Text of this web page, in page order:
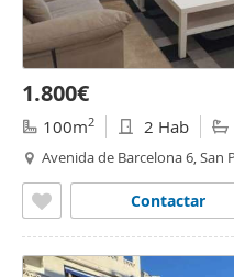
1.800€
100m2 2 Hab
Avenida de Barcelona 6, San
Contactar